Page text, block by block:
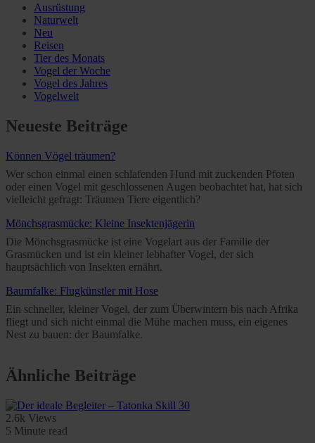
Ausrüstung
Naturwelt
Neu
Reisen
Tier des Monats
Vogel der Woche
Vogel des Jahres
Vogelwelt
Neueste Beiträge
Können Vögel träumen?
Wer schon einmal einen schlafenden Hund mit zuckenden Pfoten
oder einen Vogel mit geschlossenen Augen beobachtet hat, hat sich
vielleicht gefragt: Träumen Tiere eigentlich?
Mönchsgrasmücke: Kleine Insektenjägerin
Die Mönchsgrasmücke ist eine Vogelart aus der Familie der
Grasmücken und ist ein kleiner lebhafter Vogel, der sich
hauptsächlich von Insekten ernährt.
Baumfalke: Flugkünstler mit Hose
Ein schneller, kleiner Vogel, der zum Überwintern bis nach Afrika
fliegt und sich nicht einmal die Mühe machen muss, ein eigenes
Nest zu bauen: der Baumfalke.
Ähnliche Beiträge
2.6k Views
5 Minute read